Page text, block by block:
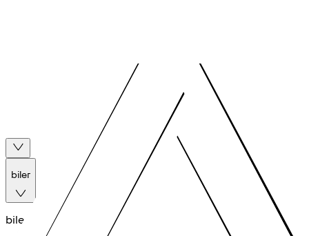
biler
biler